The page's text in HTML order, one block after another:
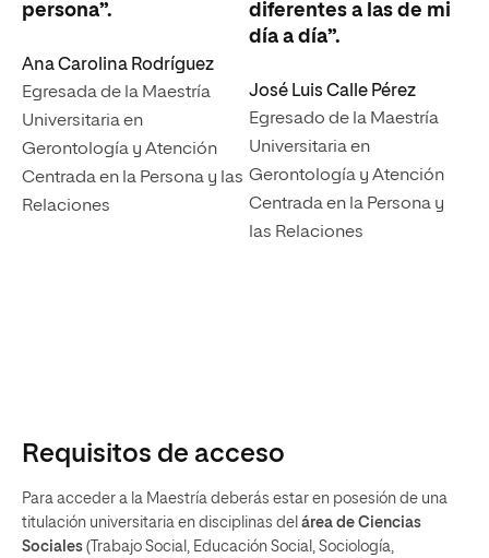
persona”.
Ana Carolina Rodríguez
Egresada de la Maestría
Universitaria en
Gerontología y Atención
Centrada en la Persona y las
Relaciones
diferentes a las de mi
día a día”.
José Luis Calle Pérez
Egresado de la Maestría
Universitaria en
Gerontología y Atención
Centrada en la Persona y
las Relaciones
Requisitos de acceso
Para acceder a la Maestría deberás estar en posesión de una
titulación universitaria en disciplinas del área de Ciencias
Sociales (Trabajo Social, Educación Social, Sociología,